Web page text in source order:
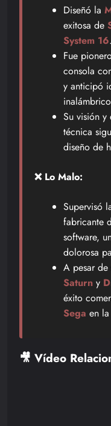
Diseñó la
exitosa de
System 16.
Fue
consola
y anticipó
Su visión
técnica
diseño de
❌ Lo Malo:
Supervisó
fabricante
software,
dolorosa
A pesar
Saturn y
éxito
Sega en
🎥 Vídeo